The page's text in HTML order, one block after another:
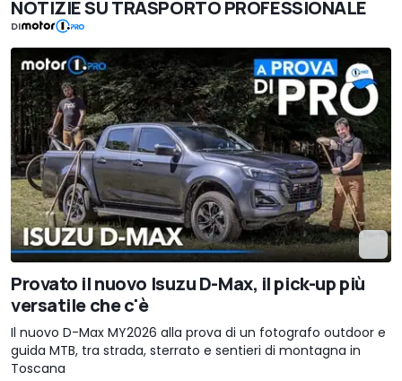
NOTIZIE SU TRASPORTO PROFESSIONALE
DI
Provato il nuovo Isuzu D-Max, il pick-up più
versatile che c'è
Il nuovo D-Max MY2026 alla prova di un fotografo outdoor e
guida MTB, tra strada, sterrato e sentieri di montagna in
Toscana